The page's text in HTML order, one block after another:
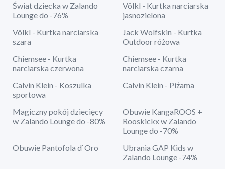
Świat dziecka w Zalando
Lounge do -76%
Völkl - Kurtka narciarska
jasnozielona
Völkl - Kurtka narciarska
szara
Jack Wolfskin - Kurtka
Outdoor różowa
Chiemsee - Kurtka
narciarska czerwona
Chiemsee - Kurtka
narciarska czarna
Calvin Klein - Koszulka
sportowa
Calvin Klein - Piżama
Magiczny pokój dziecięcy
w Zalando Lounge do -80%
Obuwie KangaROOS +
Rooskickx w Zalando
Lounge do -70%
Obuwie Pantofola d`Oro
Ubrania GAP Kids w
Zalando Lounge -74%